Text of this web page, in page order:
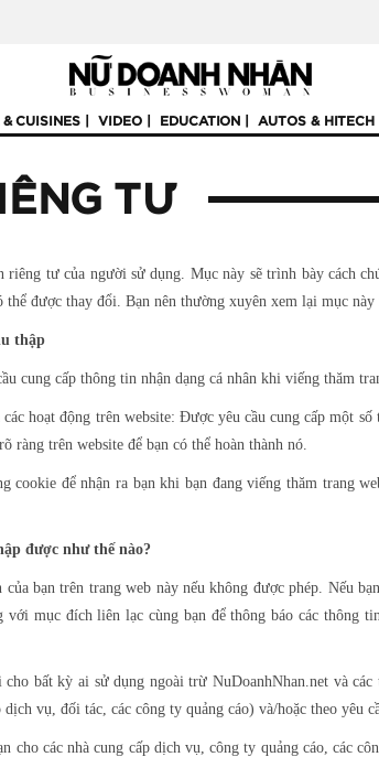
CUISINES VIDEO EDUCATION AUTOS & HITECH
TƯ
riêng tư của người sử dụng. Mục này sẽ trình bày cách
được thay đổi. Bạn nên thường xuyên xem lại mục
thập
cung cấp thông tin nhận dạng cá nhân khi viếng thăm
hoạt động trên website: Được yêu cầu cung cấp một
ràng trên website để bạn có thể hoàn thành nó.
cookie để nhận ra bạn khi bạn đang viếng thăm trang
được như thế nào?
bạn trên trang web này nếu không được phép. Nếu
với mục đích liên lạc cùng bạn để thông báo các thông
bất kỳ ai sử dụng ngoài trừ NuDoanhNhan.net và
vụ, đối tác, các công ty quảng cáo) và/hoặc theo yêu
cho các nhà cung cấp dịch vụ, công ty quảng cáo, các